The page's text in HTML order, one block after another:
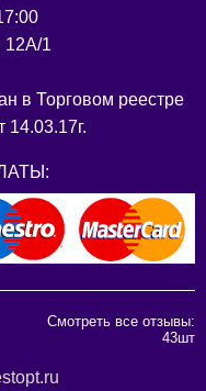
12А/1
в Торговом реестре
Смотреть все отзывы:
43шт